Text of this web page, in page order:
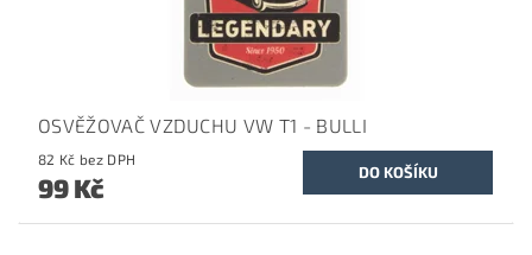
OSVĚŽOVAČ VZDUCHU VW T1 - BULLI
82 Kč bez DPH
99 Kč